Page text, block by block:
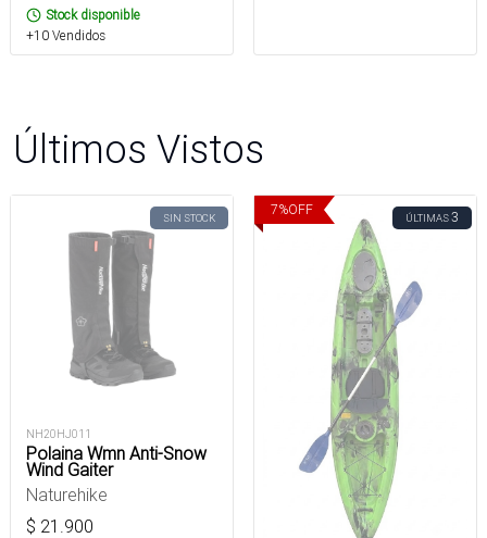
Stock disponible
+10 Vendidos
Últimos Vistos
SIN STOCK
NH20HJ011
Polaina Wmn Anti-Snow
Wind Gaiter
Naturehike
$ 21.900
7%OFF
ÚLTIMAS3